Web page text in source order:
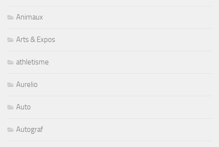
Animaux
Arts & Expos
athletisme
Aurelio
Auto
Autograf